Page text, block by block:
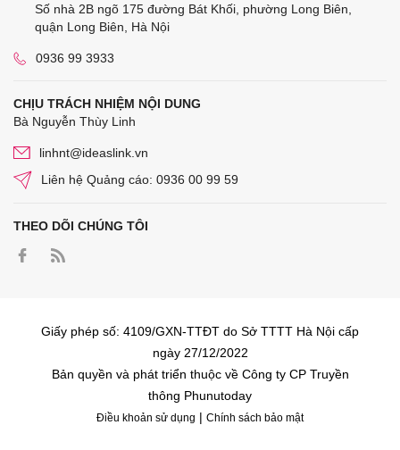
Số nhà 2B ngõ 175 đường Bát Khối, phường Long Biên,
quận Long Biên, Hà Nội
0936 99 3933
CHỊU TRÁCH NHIỆM NỘI DUNG
Bà Nguyễn Thùy Linh
linhnt@ideaslink.vn
Liên hệ Quảng cáo: 0936 00 99 59
THEO DÕI CHÚNG TÔI
Giấy phép số: 4109/GXN-TTĐT do Sở TTTT Hà Nội cấp
ngày 27/12/2022
Bản quyền và phát triển thuộc về Công ty CP Truyền
thông Phunutoday
Điều khoản sử dụng | Chính sách bảo mật